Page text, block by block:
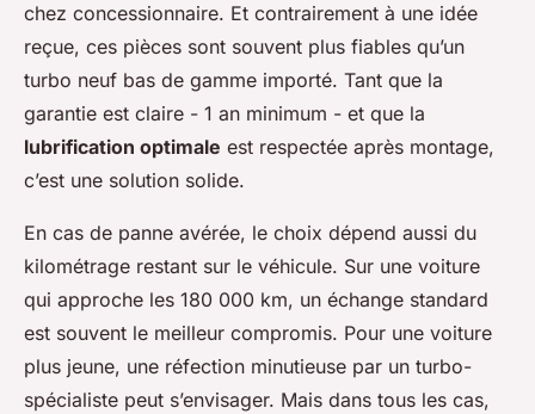
chez concessionnaire. Et contrairement à une idée
reçue, ces pièces sont souvent plus fiables qu’un
turbo neuf bas de gamme importé. Tant que la
garantie est claire - 1 an minimum - et que la
lubrification optimale est respectée après montage,
c’est une solution solide.
En cas de panne avérée, le choix dépend aussi du
kilométrage restant sur le véhicule. Sur une voiture
qui approche les 180 000 km, un échange standard
est souvent le meilleur compromis. Pour une voiture
plus jeune, une réfection minutieuse par un turbo-
spécialiste peut s’envisager. Mais dans tous les cas,